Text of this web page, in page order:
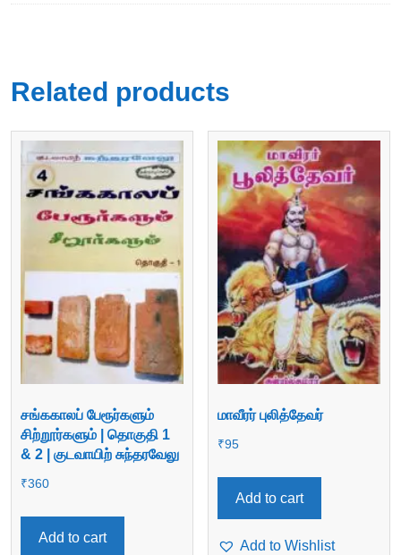
Related products
சங்ககாலப் பேரூர்களும்
சிற்றூர்களும் | தொகுதி 1
& 2 | குடவாயிற் சுந்தரவேலு
₹360
Add to cart
மாவீரர் புலித்தேவர்
₹95
Add to cart
Add to Wishlist